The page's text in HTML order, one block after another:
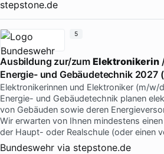
stepstone.de
Ausbildung zur/zum Elektronikerin
Energie- und Gebäudetechnik 2027
Elektronikerinnen und Elektroniker (m/w/
Energie- und Gebäudetechnik planen
von Gebäuden sowie deren
Wir erwarten von Ihnen mindestens
der Haupt- oder Realschule (oder einen
Bundeswehr via stepstone.de
5